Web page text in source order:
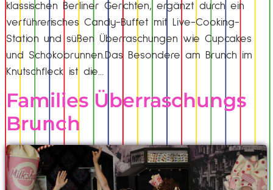
klassischen Berliner Gerichten, ergänzt durch ein
verführerisches Candy-Buffet mit Live-Cooking-
Station und süßen Überraschungen wie Cupcakes
und Schokobrunnen.Das Besondere am Brunch im
Knutschfleck ist die…
Families Überraschungs
Brunch